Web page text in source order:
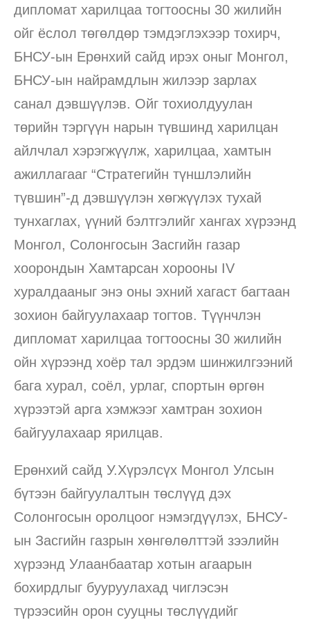
дипломат харилцаа тогтоосны 30 жилийн
ойг ёслол төгөлдөр тэмдэглэхээр тохирч,
БНСУ-ын Ерөнхий сайд ирэх оныг Монгол,
БНСУ-ын найрамдлын жилээр зарлах
санал дэвшүүлэв. Ойг тохиолдуулан
төрийн тэргүүн нарын түвшинд харилцан
айлчлал хэрэгжүүлж, харилцаа, хамтын
ажиллагааг “Стратегийн түншлэлийн
түвшин”-д дэвшүүлэн хөгжүүлэх тухай
тунхаглах, үүний бэлтгэлийг хангах хүрээнд
Монгол, Солонгосын Засгийн газар
хоорондын Хамтарсан хорооны IV
хуралдааныг энэ оны эхний хагаст багтаан
зохион байгуулахаар тогтов. Түүнчлэн
дипломат харилцаа тогтоосны 30 жилийн
ойн хүрээнд хоёр тал эрдэм шинжилгээний
бага хурал, соёл, урлаг, спортын өргөн
хүрээтэй арга хэмжээг хамтран зохион
байгуулахаар ярилцав.
Ерөнхий сайд У.Хүрэлсүх Монгол Улсын
бүтээн байгуулалтын төслүүд дэх
Солонгосын оролцоог нэмэгдүүлэх, БНСУ-
ын Засгийн газрын хөнгөлөлттэй зээлийн
хүрээнд Улаанбаатар хотын агаарын
бохирдлыг бууруулахад чиглэсэн
түрээсийн орон сууцны төслүүдийг